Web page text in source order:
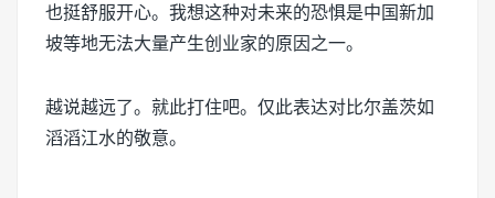
也挺舒服开心。我想这种对未来的恐惧是中国新加
坡等地无法大量产生创业家的原因之一。
越说越远了。就此打住吧。仅此表达对比尔盖茨如
滔滔江水的敬意。